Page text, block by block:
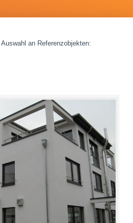
an Referenzobjekten: